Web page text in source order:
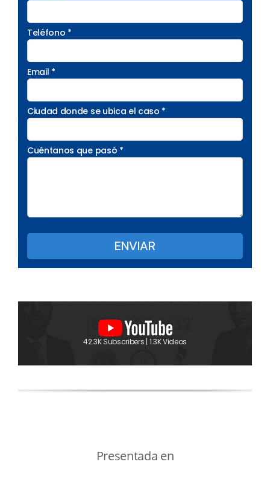
Teléfono *
Email *
Ciudad donde se ubica el caso *
Cuéntanos que pasó *
42.3K Subscribers | 1.3K Videos
Presentada en